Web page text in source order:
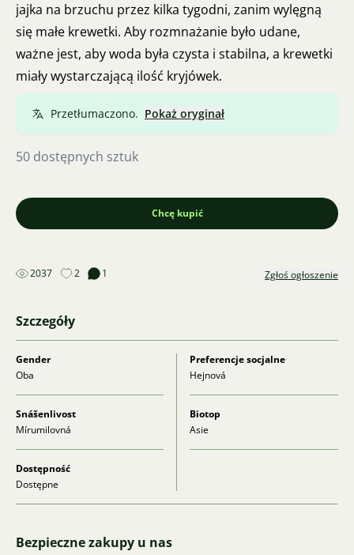
jajka na brzuchu przez kilka tygodni, zanim wylęgną
się małe krewetki. Aby rozmnażanie było udane,
ważne jest, aby woda była czysta i stabilna, a krewetki
miały wystarczającą ilość kryjówek.
Przetłumaczono. Pokaż oryginał
50 dostępnych sztuk
Chcę kupić
2037 2 1 Zgłoś ogłoszenie
Szczegóły
Gender
Oba
Preferencje socjalne
Hejnová
Snášenlivost
Mírumilovná
Biotop
Asie
Dostępność
Dostępne
Bezpieczne zakupy u nas